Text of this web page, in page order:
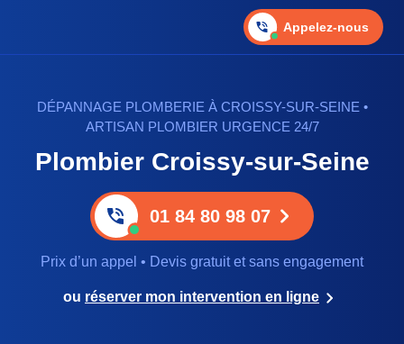
Appelez-nous
DÉPANNAGE PLOMBERIE À CROISSY-SUR-SEINE •
ARTISAN PLOMBIER URGENCE 24/7
Plombier Croissy-sur-Seine
01 84 80 98 07
Prix d’un appel • Devis gratuit et sans engagement
ou réserver mon intervention en ligne